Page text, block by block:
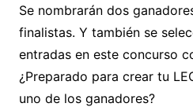
Se nombrarán dos
finalistas. Y también se
entradas en este concurso
¿Preparado para crear tu
uno de los ganadores?